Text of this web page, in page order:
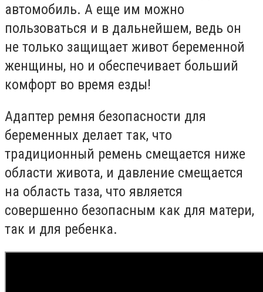
автомобиль. А еще им можно
пользоваться и в дальнейшем, ведь он
не только защищает живот беременной
женщины, но и обеспечивает больший
комфорт во время езды!
Адаптер ремня безопасности для
беременных делает так, что
традиционный ремень смещается ниже
области живота, и давление смещается
на область таза, что является
совершенно безопасным как для матери,
так и для ребенка.